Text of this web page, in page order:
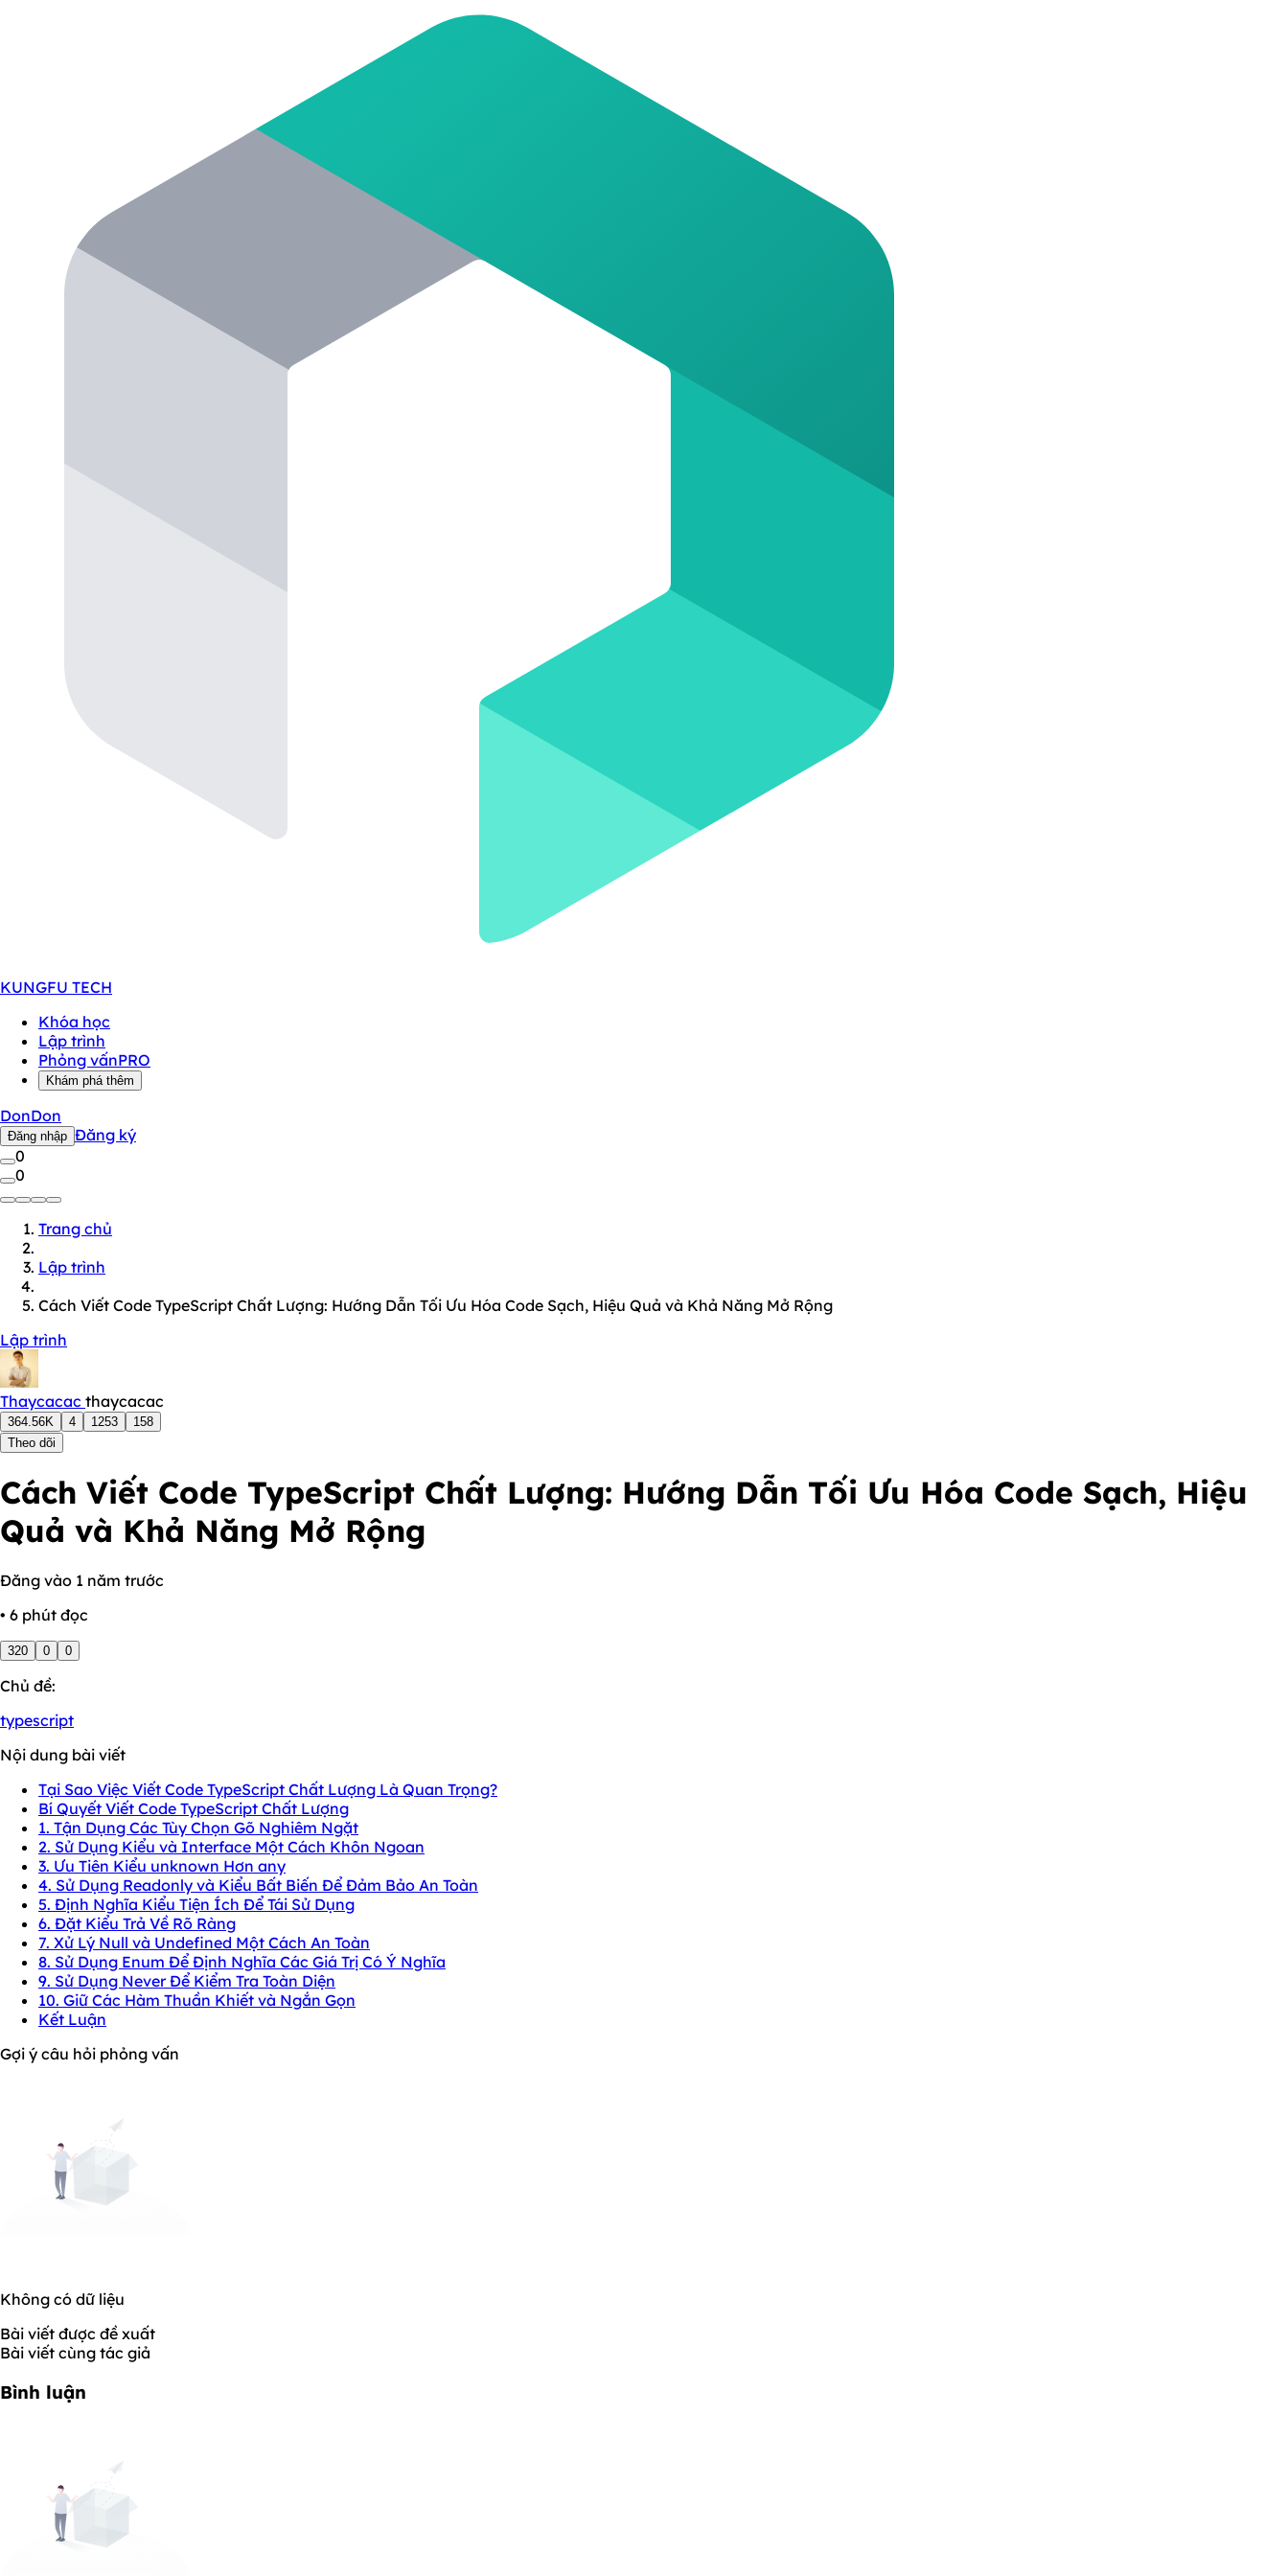
KUNGFU TECH
Khóa học
Lập trình
Phỏng vấnPRO
Khám phá thêm
DonDon
Đăng nhập Đăng ký
0
0
Trang chủ
Lập trình
Cách Viết Code TypeScript Chất Lượng: Hướng Dẫn Tối Ưu Hóa Code Sạch, Hiệu Quả và Khả Năng Mở Rộng
Lập trình
Thaycacac thaycacac
364.56K 4 1253
158
Theo dõi
Cách Viết Code TypeScript Chất Lượng: Hướng Dẫn Tối Ưu Hóa Code Sạch, Hiệu
Quả và Khả Năng Mở Rộng
Đăng vào 1 năm trước
• 6 phút đọc
320 0 0
Chủ đề:
typescript
Nội dung bài viết
Tại Sao Việc Viết Code TypeScript Chất Lượng Là Quan Trọng?
Bí Quyết Viết Code TypeScript Chất Lượng
1. Tận Dụng Các Tùy Chọn Gõ Nghiêm Ngặt
2. Sử Dụng Kiểu và Interface Một Cách Khôn Ngoan
3. Ưu Tiên Kiểu unknown Hơn any
4. Sử Dụng Readonly và Kiểu Bất Biến Để Đảm Bảo An Toàn
5. Định Nghĩa Kiểu Tiện Ích Để Tái Sử Dụng
6. Đặt Kiểu Trả Về Rõ Ràng
7. Xử Lý Null và Undefined Một Cách An Toàn
8. Sử Dụng Enum Để Định Nghĩa Các Giá Trị Có Ý Nghĩa
9. Sử Dụng Never Để Kiểm Tra Toàn Diện
10. Giữ Các Hàm Thuần Khiết và Ngắn Gọn
Kết Luận
Gợi ý câu hỏi phỏng vấn
Không có dữ liệu
Bài viết được đề xuất
Bài viết cùng tác giả
Bình luận